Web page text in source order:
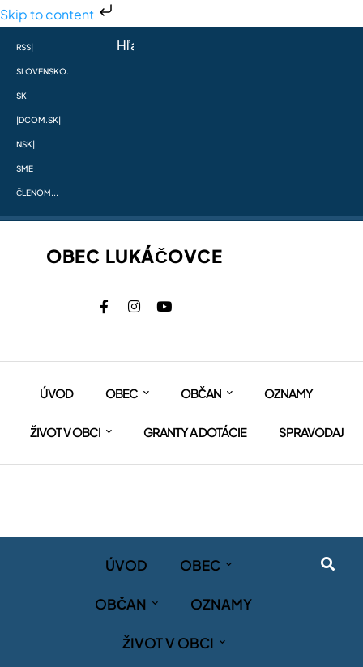
Skip to content
RSS|
SLOVENSKO.
SK
|DCOM.SK|
NSK|
SME
ČLENOM...
OBEC LUKÁČOVCE
ÚVOD OBEC OBČAN OZNAMY
ŽIVOT V OBCI GRANTY A DOTÁCIE SPRAVODAJ
ÚVOD OBEC
OBČAN OZNAMY
ŽIVOT V OBCI